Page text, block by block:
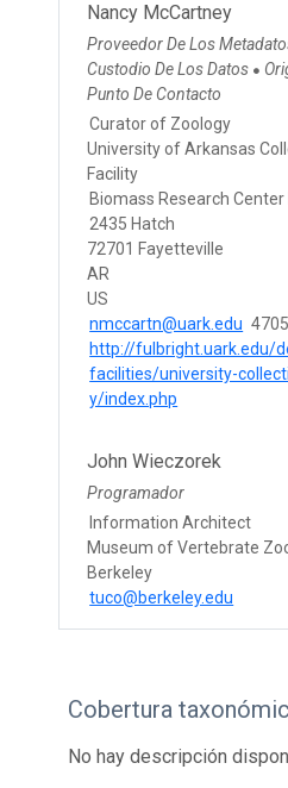
Nancy McCartney
Proveedor De Los
Custodio De Los Datos ●
Punto De Contacto
Curator of Zoology
University of Arkansas
Facility
Biomass Research
2435 Hatch
72701 Fayetteville
AR
US
nmccartn@uark.edu
http://fulbright.uark.edu/
facilities/university-
y/index.php
John Wieczorek
Programador
Information Architect
Museum of Vertebrate
Berkeley
tuco@berkeley.edu
Cobertura
No hay descripción